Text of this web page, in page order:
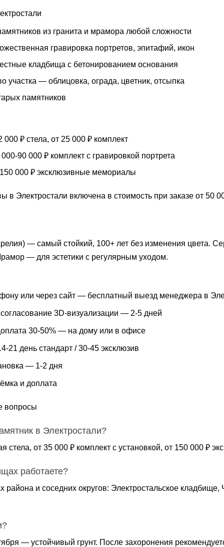
из гранита и мрамора любой сложности
гравировка портретов, эпитафий, икон
кладбища с бетонированием основания
участка — облицовка, ограда, цветник, отсыпка
памятников
₽ стела, от 25 000 ₽ комплект
90 000 ₽ комплект с гравировкой портрета
000 ₽ эксклюзивные мемориалы
в Электростали включена в стоимость при заказе от
— самый стойкий, 100+ лет без изменения цвета.
— для эстетики с регулярным уходом.
или через сайт — бесплатный выезд менеджера в
3D-визуализации — 2-5 дней
30-50% — на дому или в офисе
21 день стандарт / 30-45 эксклюзив
— 1-2 дня
и доплата
вопросы
в Электростали?
стела, от 35 000 ₽ комплект с установкой, от 150 000 ₽
работаете?
района и соседних округов: Электростальское
— устойчивый грунт. После захоронения